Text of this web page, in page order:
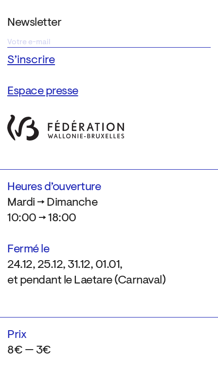
Newsletter
Espace presse
Heures d’ouverture
Mardi → Dimanche
10:00 → 18:00
Fermé le
24.12, 25.12, 31.12, 01.01,
et pendant le Laetare (Carnaval)
Prix
8€ — 3€